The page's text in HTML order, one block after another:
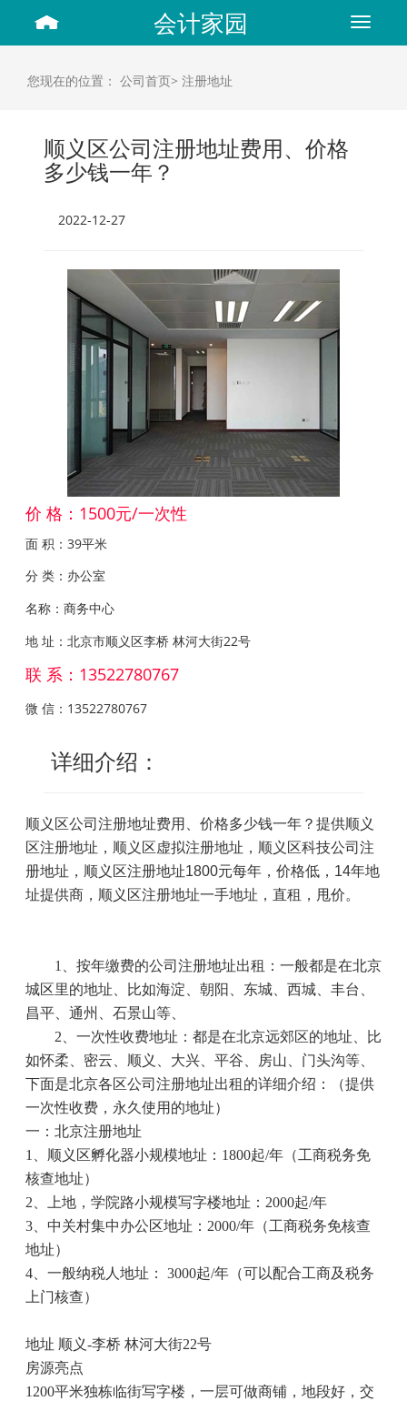
Toggle
会计家园
您现在的位置： 公司首页> 注册地址
顺义区公司注册地址费用、价格
多少钱一年？
2022-12-27
价 格：1500元/一次性
面 积：39平米
分 类：办公室
名称：商务中心
地 址：北京市顺义区李桥 林河大街22号
联 系：13522780767
微 信：13522780767
详细介绍：
顺义区公司注册地址费用、价格多少钱一年？提供顺义
区注册地址，顺义区虚拟注册地址，顺义区科技公司注
册地址，顺义区注册地址1800元每年，价格低， 14年地
址提供商，顺义区注册地址一手地址，直租，甩价。
1
、按年缴费的公司注册地址出租：一般都是在北京
城区里的地址、比如海淀、朝阳、东城、西城、丰台、
昌平、通州、石景山等、
2 、一次性收费地址：都是在北京远郊区的地址、比
如怀柔、密云、顺义、大兴、平谷、房山、门头沟等、
下面是北京各区公司注册地址出租的详细介绍：（提供
一次性收费，永久使用的地址）
一：北京注册地址
1
、顺义区孵化器小规模地址： 1800起/年（工商税务免
核查地址）
2 、上地，学院路小规模写字楼地址： 2000起/年
3 、中关村集中办公区地址： 2000/年（工商税务免核查
地址）
4 、一般纳税人地址： 3000起/年（可以配合工商及税务
上门核查）
地址 顺义-李桥 林河大街22号
房源亮点
1200平米独栋临街写字楼，一层可做商铺，地段好，交